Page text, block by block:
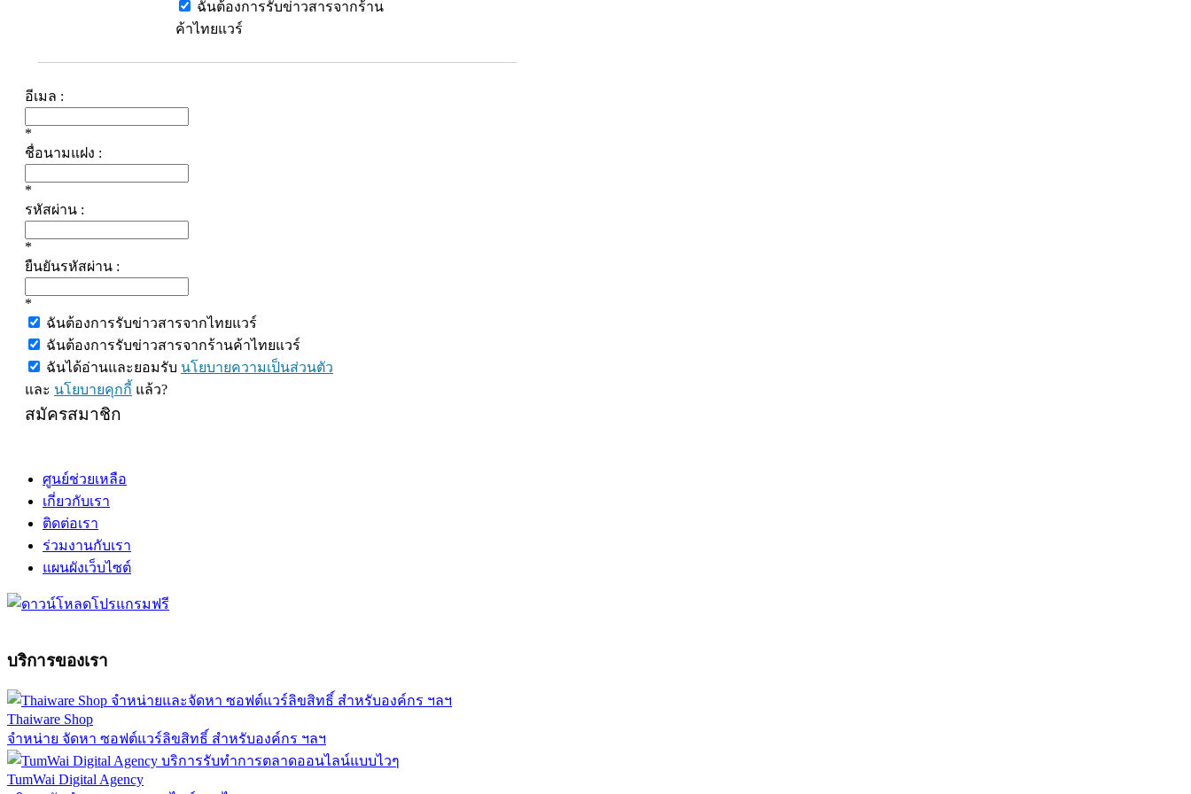
ฉันต้องการรับข่าวสารจากร้าน
ค้าไทยแวร์
อีเมล :
*
ชื่อนามแฝง :
*
รหัสผ่าน :
*
ยืนยันรหัสผ่าน :
*
ฉันต้องการรับข่าวสารจากไทยแวร์
ฉันต้องการรับข่าวสารจากร้านค้าไทยแวร์
ฉันได้อ่านและยอมรับ นโยบายความเป็นส่วนตัว
และ นโยบายคุกกี้ แล้ว?
สมัครสมาชิก
ศูนย์ช่วยเหลือ
เกี่ยวกับเรา
ติดต่อเรา
ร่วมงานกับเรา
แผนผังเว็บไซต์
บริการของเรา
Thaiware Shop
จำหน่าย จัดหา ซอฟต์แวร์ลิขสิทธิ์ สำหรับองค์กร ฯลฯ
TumWai Digital Agency